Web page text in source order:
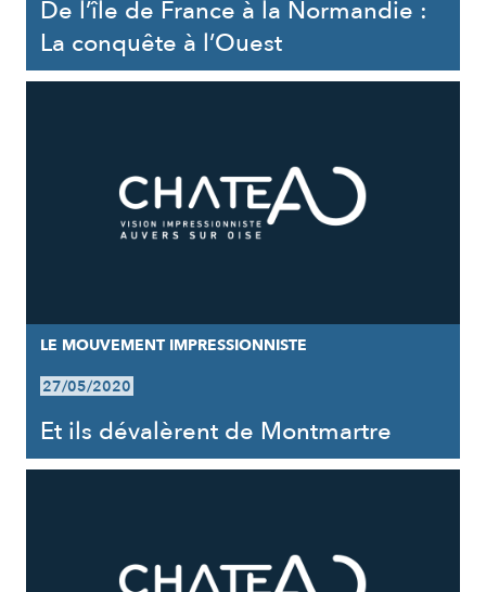
De l’île de France à la Normandie :
La conquête à l’Ouest
LE MOUVEMENT IMPRESSIONNISTE
27/05/2020
Et ils dévalèrent de Montmartre